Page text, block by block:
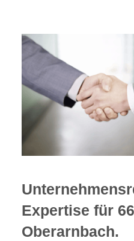
Expertise für
Oberarnbach.